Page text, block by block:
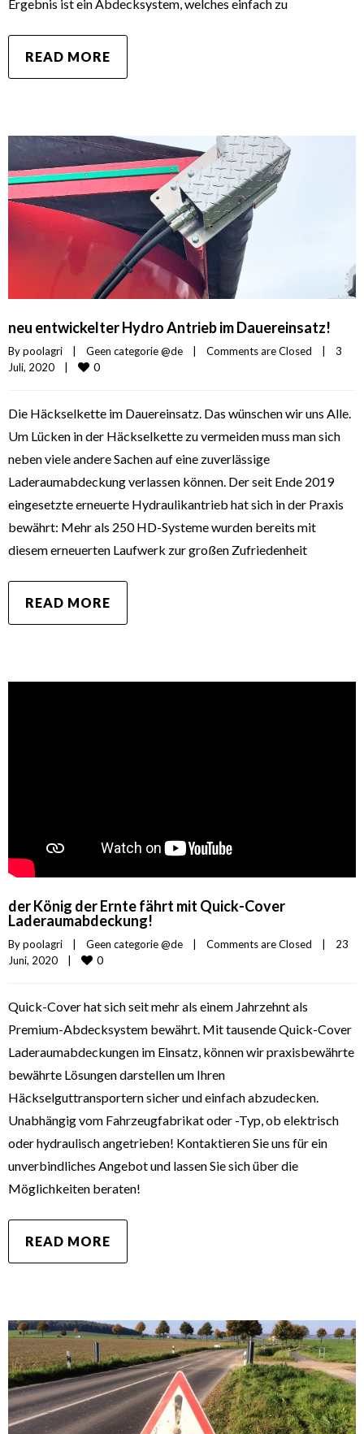
Ergebnis ist ein Abdecksystem, welches einfach zu
READ MORE
neu entwickelter Hydro Antrieb im Dauereinsatz!
By poolagri Geen categorie @de Comments are Closed
3
Juli, 2020
0
Die Häckselkette im Dauereinsatz. Das wünschen wir uns Alle.
Um Lücken in der Häckselkette zu vermeiden muss man sich
neben viele andere Sachen auf eine zuverlässige
Laderaumabdeckung verlassen können. Der seit Ende 2019
eingesetzte erneuerte Hydraulikantrieb hat sich in der Praxis
bewährt: Mehr als 250 HD-Systeme wurden bereits mit
diesem erneuerten Laufwerk zur großen Zufriedenheit
READ MORE
der König der Ernte fährt mit Quick-Cover
Laderaumabdeckung!
By poolagri Geen categorie @de Comments are Closed
23
Juni, 2020
0
Quick-Cover hat sich seit mehr als einem Jahrzehnt als
Premium-Abdecksystem bewährt. Mit tausende Quick-Cover
Laderaumabdeckungen im Einsatz, können wir praxisbewährte
bewährte Lösungen darstellen um Ihren
Häckselguttransportern sicher und einfach abzudecken.
Unabhängig vom Fahrzeugfabrikat oder -Typ, ob elektrisch
oder hydraulisch angetrieben! Kontaktieren Sie uns für ein
unverbindliches Angebot und lassen Sie sich über die
Möglichkeiten beraten!
READ MORE